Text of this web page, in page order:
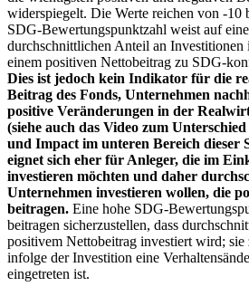
widerspiegelt. Die Werte reichen von -10
SDG-Bewertungspunktzahl weist auf
durchschnittlichen Anteil an Investitionen
einem positiven Nettobeitrag zu SDG-
Dies ist jedoch kein Indikator für die
Beitrag des Fonds, Unternehmen
positive Veränderungen in der
(siehe auch das Video zum
und Impact im unteren Bereich dieser
eignet sich eher für Anleger, die im
investieren möchten und daher
Unternehmen investieren wollen, die
beitragen. Eine hohe SDG-
beitragen sicherzustellen, dass
positivem Nettobeitrag investiert wird; sie
infolge der Investition eine
eingetreten ist.